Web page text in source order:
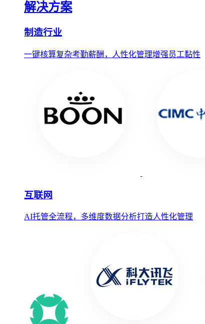
解决方案
制造行业
一键核算复杂考勤薪酬，人性化管理增强员工黏性
互联网
AI托管全流程，多维度数据分析打造人性化管理